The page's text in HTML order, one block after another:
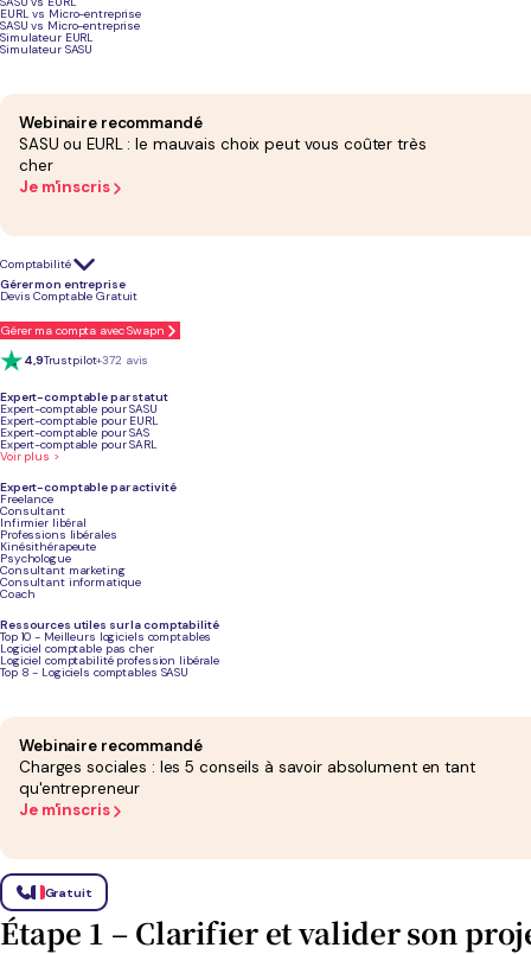
EURL vs Micro-entreprise
SASU vs Micro-entreprise
Simulateur EURL
Simulateur SASU
Webinaire recommandé
SASU ou EURL : le mauvais choix peut vous coûter très
cher
Je m'inscris
Comptabilité
Gérer mon entreprise
Devis Comptable Gratuit
Gérer ma compta avec Swapn
4,9Trustpilot+372 avis
Expert-comptable par statut
Expert-comptable pour SASU
Expert-comptable pour EURL
Expert-comptable pour SAS
Expert-comptable pour SARL
Voir plus >
Expert-comptable par activité
Freelance
Consultant
Infirmier libéral
Professions libérales
Kinésithérapeute
Psychologue
Consultant marketing
Consultant informatique
Coach
Ressources utiles sur la comptabilité
Top 10 - Meilleurs logiciels comptables
Logiciel comptable pas cher
Logiciel comptabilité profession libérale
Top 8 - Logiciels comptables SASU
Webinaire recommandé
Charges sociales : les 5 conseils à savoir absolument en tant
qu'entrepreneur
Je m'inscris
Gratuit
Podcast sur la création d'une TPE
Création d’une TPE : ce qu’il faut
Étape
Clarifier et valider le projet
Étudier le marché et la
concurrence
Établir le budget de création
Choisir la forme juridique
financière
Réaliser les démarches de
création
Se mettre en conformité
Pour le choix du statut juridique, vous pouvez vous appuyer sur notre
questions.=
Étape 1 – Clarifier et valider son